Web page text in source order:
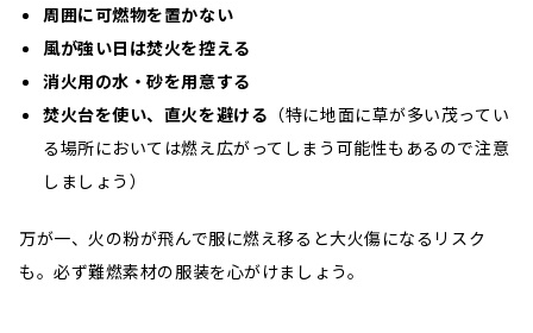
周囲に可燃物を置かない
風が強い日は焚火を控える
消火用の水・砂を用意する
焚火台を使い、直火を避ける （特に地面に草が多い茂ってい
る場所においては燃え広がってしまう可能性もあるので注意
しましょう）
万が一、火の粉が飛んで服に燃え移ると大火傷になるリスク
も。必ず難燃素材の服装を心がけましょう。